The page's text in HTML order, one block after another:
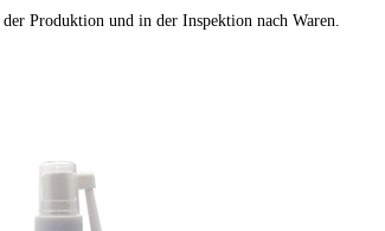
Produktion und in der Inspektion nach Waren.